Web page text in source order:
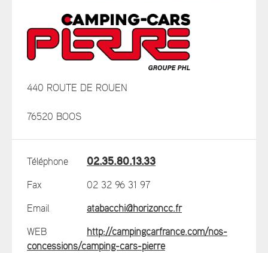
440 ROUTE DE ROUEN
76520 BOOS
Téléphone 02.35.80.13.33
Fax 02 32 96 31 97
Email atabacchi@horizoncc.fr
WEB
http://campingcarfrance.com/nos-
concessions/camping-cars-pierre